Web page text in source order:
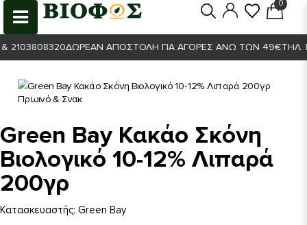
0
ΔΩΡΕΆΝ ΑΠΟΣΤΟΛΉ ΓΙΑ ΑΓΟΡΈΣ ΆΝΩ ΤΩΝ 49€ΤΗΛ.
Green Bay Κακάο Σκόνη
Βιολογικό 10-12% Λιπαρά
200γρ
Κατασκευαστής: Green Bay